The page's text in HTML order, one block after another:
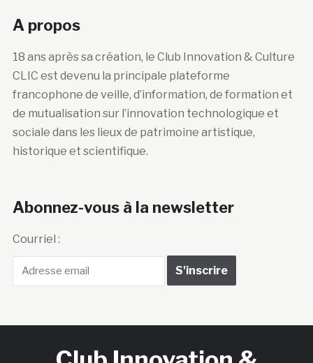
A propos
18 ans après sa création, le Club Innovation & Culture
CLIC est devenu la principale plateforme
francophone de veille, d’information, de formation et
de mutualisation sur l’innovation technologique et
sociale dans les lieux de patrimoine artistique,
historique et scientifique.
Abonnez-vous à la newsletter
Courriel :